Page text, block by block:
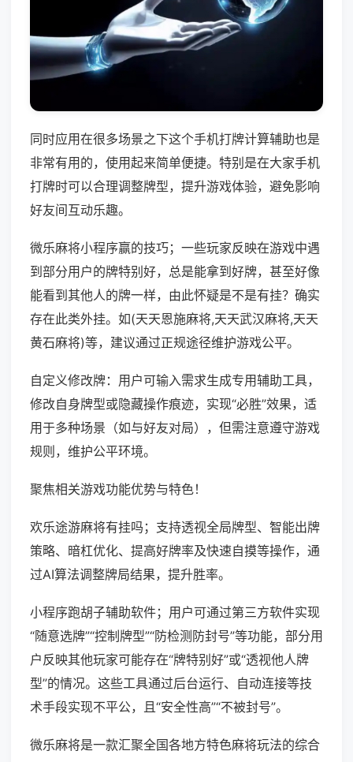
同时应用在很多场景之下这个手机打牌计算辅助也是
非常有用的，使用起来简单便捷。特别是在大家手机
打牌时可以合理调整牌型，提升游戏体验，避免影响
好友间互动乐趣。
微乐麻将小程序赢的技巧；一些玩家反映在游戏中遇
到部分用户的牌特别好，总是能拿到好牌，甚至好像
能看到其他人的牌一样，由此怀疑是不是有挂？确实
存在此类外挂。如(天天恩施麻将,天天武汉麻将,天天
黄石麻将)等，建议通过正规途径维护游戏公平。
自定义修改牌：用户可输入需求生成专用辅助工具，
修改自身牌型或隐藏操作痕迹，实现“必胜”效果，适
用于多种场景（如与好友对局），但需注意遵守游戏
规则，维护公平环境。
聚焦相关游戏功能优势与特色！
欢乐途游麻将有挂吗；支持透视全局牌型、智能出牌
策略、暗杠优化、提高好牌率及快速自摸等操作，通
过AI算法调整牌局结果，提升胜率。
小程序跑胡子辅助软件；用户可通过第三方软件实现
“随意选牌”“控制牌型”“防检测防封号”等功能，部分用
户反映其他玩家可能存在“牌特别好”或“透视他人牌
型”的情况。这些工具通过后台运行、自动连接等技
术手段实现不平公，且“安全性高”“不被封号”。
微乐麻将是一款汇聚全国各地方特色麻将玩法的综合